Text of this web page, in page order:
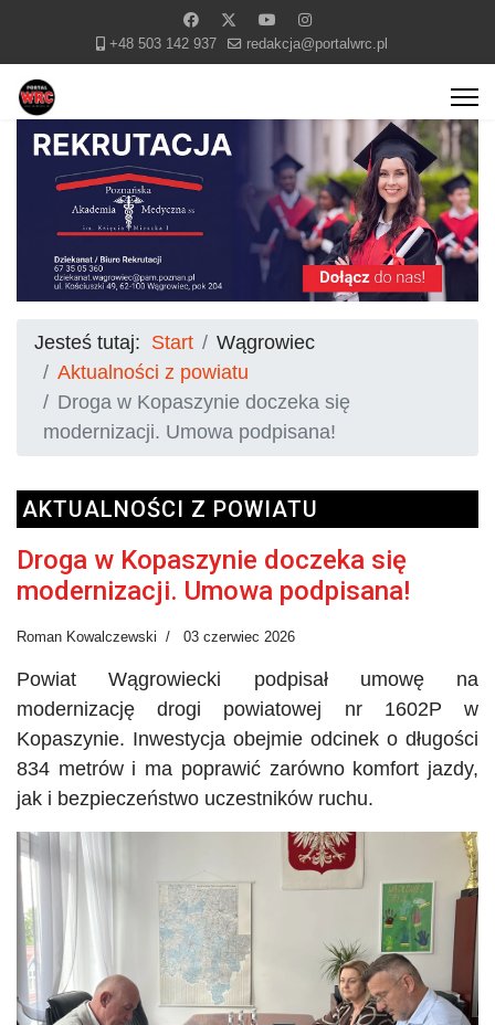
+48 503 142 937 redakcja@portalwrc.pl
Jesteś tutaj: Start
Wągrowiec
Aktualności z powiatu
Droga w Kopaszynie doczeka się
modernizacji. Umowa podpisana!
AKTUALNOŚCI Z POWIATU
Droga w Kopaszynie doczeka się
modernizacji. Umowa podpisana!
Roman Kowalczewski 03 czerwiec 2026
Powiat Wągrowiecki podpisał umowę na
modernizację drogi powiatowej nr 1602P w
Kopaszynie. Inwestycja obejmie odcinek o długości
834 metrów i ma poprawić zarówno komfort jazdy,
jak i bezpieczeństwo uczestników ruchu.